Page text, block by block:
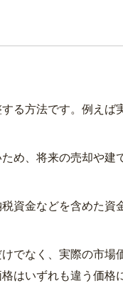
る方法です。例えば
め、将来の売却や建
資金などを含めた資
でなく、実際の市場
はいずれも違う価格